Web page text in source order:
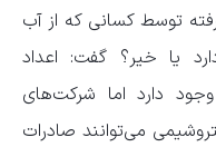
توسط کسانی که از آب
یا خیر؟ گفت: اعداد
دارد اما شرکت‌های
می‌توانند صادرات